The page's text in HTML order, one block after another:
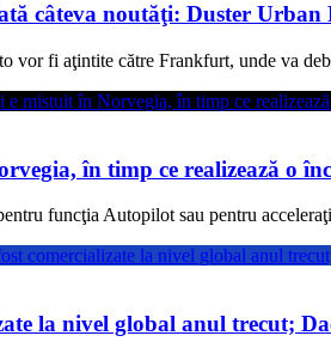
câteva noutăţi: Duster
vor fi aţintite către Frankfurt, unde va
în timp ce realizează o
funcţia Autopilot sau pentru
la nivel global anul trecut;